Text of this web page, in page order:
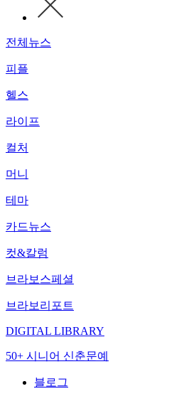
전체뉴스
피플
헬스
라이프
컬처
머니
테마
카드뉴스
컷&칼럼
브라보스페셜
브라보리포트
DIGITAL LIBRARY
50+ 시니어 신춘문예
블로그